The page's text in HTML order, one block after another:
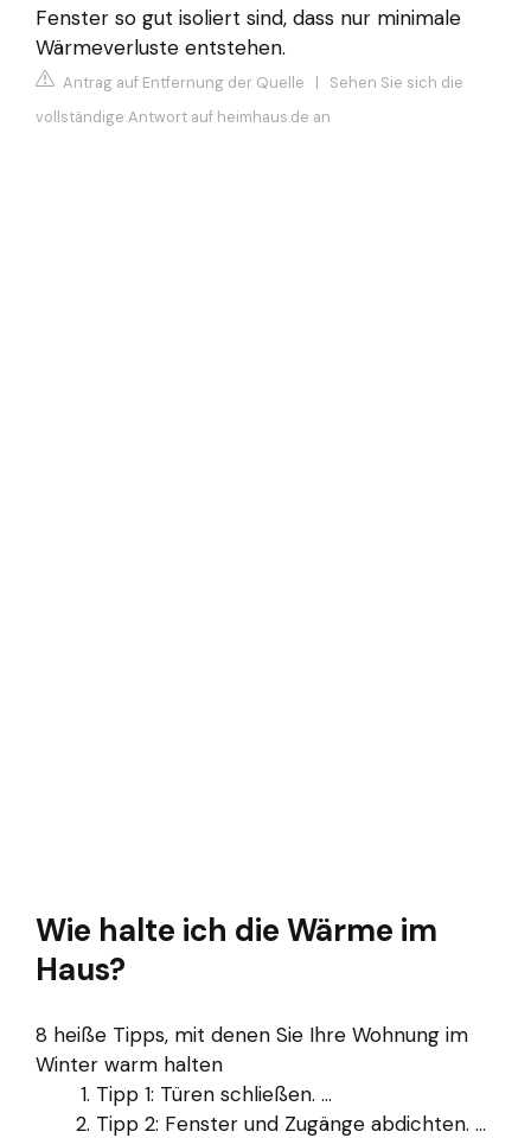
Fenster so gut isoliert sind, dass nur minimale
Wärmeverluste entstehen.
Antrag auf Entfernung der Quelle | Sehen Sie sich die
vollständige Antwort auf heimhaus.de an
Wie halte ich die Wärme im
Haus?
8 heiße Tipps, mit denen Sie Ihre Wohnung im
Winter warm halten
Tipp 1: Türen schließen. ...
Tipp 2: Fenster und Zugänge abdichten. ...